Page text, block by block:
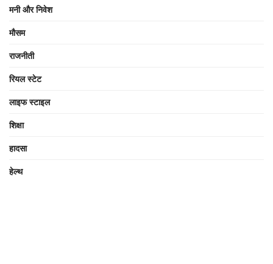
मनी और निवेश
मौसम
राजनीती
रियल स्टेट
लाइफ स्टाइल
शिक्षा
हादसा
हेल्थ